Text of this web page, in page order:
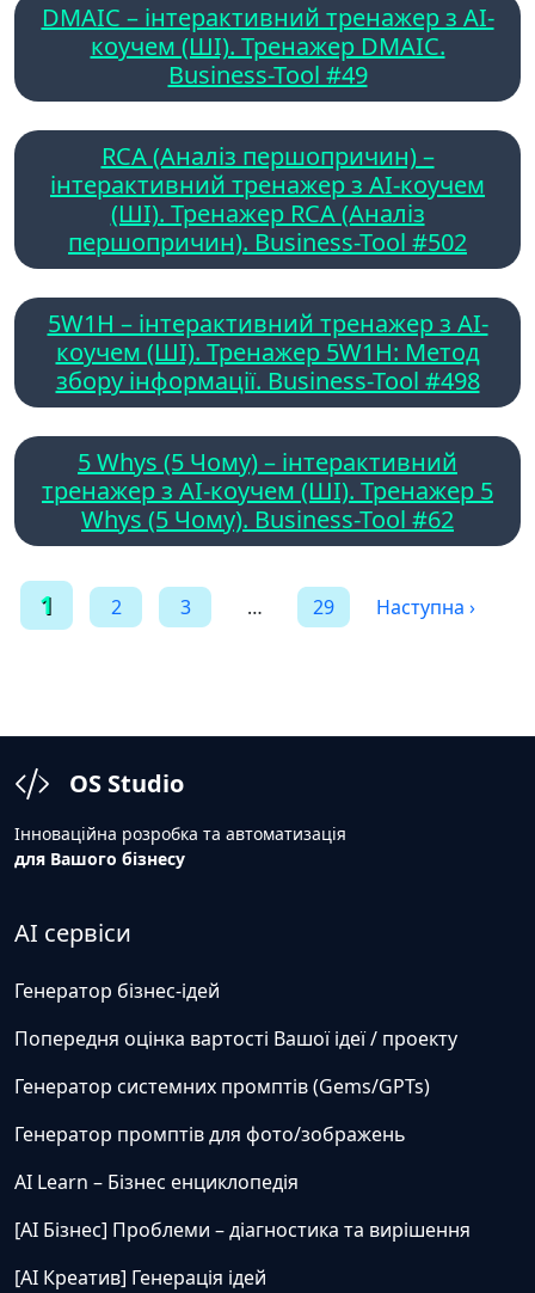
DMAIC – інтерактивний тренажер з AI-
коучем (ШІ). Тренажер DMAIC.
Business-Tool #49
RCA (Аналіз першопричин) –
інтерактивний тренажер з AI-коучем
(ШІ). Тренажер RCA (Аналіз
першопричин). Business-Tool #502
5W1H – інтерактивний тренажер з AI-
коучем (ШІ). Тренажер 5W1H: Метод
збору інформації. Business-Tool #498
5 Whys (5 Чому) – інтерактивний
тренажер з AI-коучем (ШІ). Тренажер 5
Whys (5 Чому). Business-Tool #62
Пагінація
записів
1 2 3 … 29 Наступна ›
OS Studio
Інноваційна розробка та автоматизація
для Вашого бізнесу
AI сервіси
Генератор бізнес-ідей
Попередня оцінка вартості Вашої ідеї / проекту
Генератор системних промптів (Gems/GPTs)
Генератор промптів для фото/зображень
AI Learn – Бізнес енциклопедія
[AI Бізнес] Проблеми – діагностика та вирішення
[AI Креатив] Генерація ідей